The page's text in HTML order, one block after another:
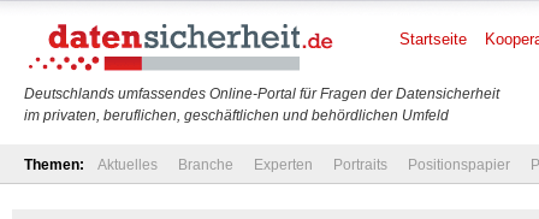
Deutschlands umfassendes Online-Portal für Fragen der Datensicherheit
im privaten, beruflichen, geschäftlichen und behördlichen Umfeld
Startseite
Themen: Aktuelles Branche Experten Portraits Positionspapier